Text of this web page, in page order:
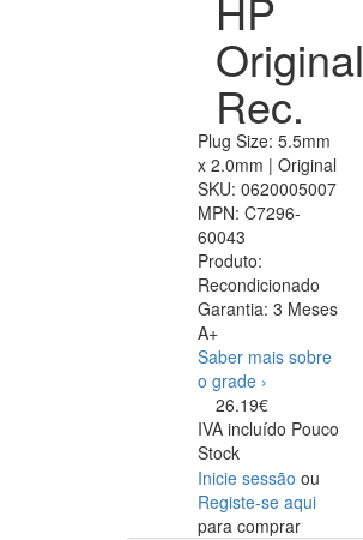
Original
Rec.
Plug Size: 5.5mm
x 2.0mm | Original
SKU: 0620005007
MPN: C7296-
60043
Produto:
Recondicionado
Garantia: 3 Meses
A+
Saber mais sobre
o grade ›
26.19€
IVA incluído Pouco
Stock
Inicie sessão ou
Registe-se aqui
para comprar